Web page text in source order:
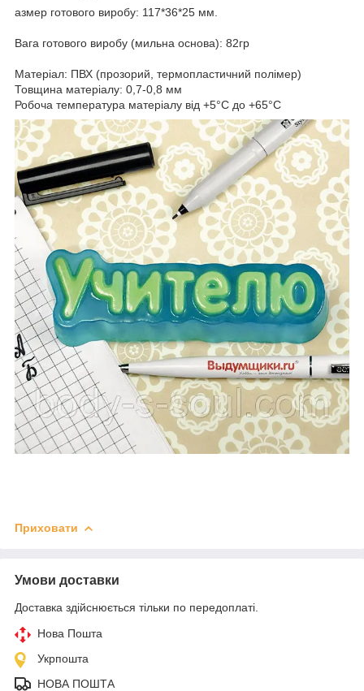
азмер готового виробу: 117*36*25 мм.
Вага готового виробу (мильна основа): 82гр
Матеріал: ПВХ (прозорий, термопластичний полімер)
Товщина матеріалу: 0,7-0,8 мм
Робоча температура матеріалу від +5°C до +65°C
Приховати
Умови доставки
Доставка здійснюється тільки по передоплаті.
Нова Пошта
Укрпошта
НОВА ПОШТА